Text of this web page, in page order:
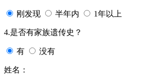
刚发现 半年内 1年以上
4.是否有家族遗传史？
有 没有
姓名：